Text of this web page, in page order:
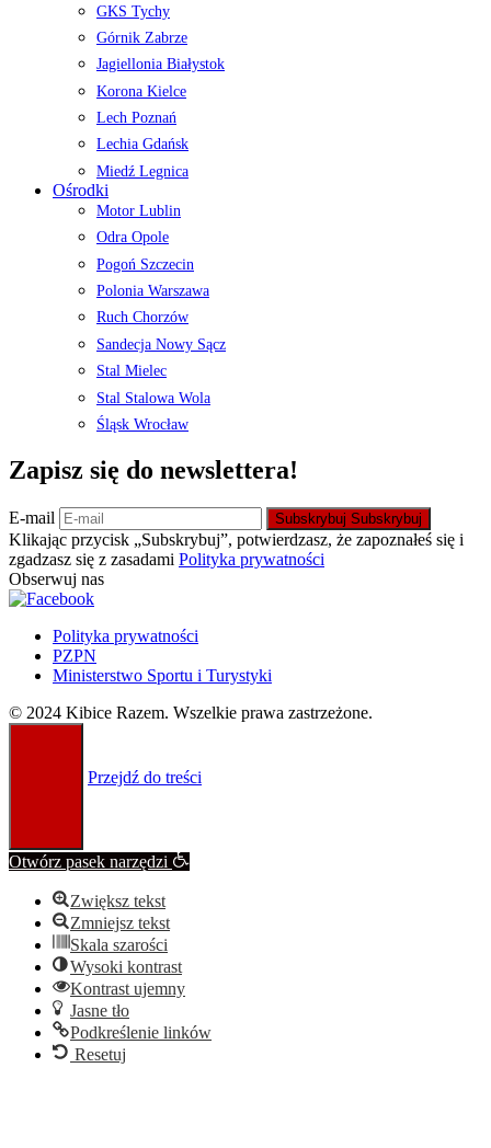
GKS Tychy
Górnik Zabrze
Jagiellonia Białystok
Korona Kielce
Lech Poznań
Lechia Gdańsk
Miedź Legnica
Ośrodki
Motor Lublin
Odra Opole
Pogoń Szczecin
Polonia Warszawa
Ruch Chorzów
Sandecja Nowy Sącz
Stal Mielec
Stal Stalowa Wola
Śląsk Wrocław
Zapisz się do newslettera!
E-mail Subskrybuj Subskrybuj
Klikając przycisk „Subskrybuj”, potwierdzasz, że zapoznałeś się i
zgadzasz się z zasadami Polityka prywatności
Obserwuj nas
Polityka prywatności
PZPN
Ministerstwo Sportu i Turystyki
© 2024 Kibice Razem. Wszelkie prawa zastrzeżone.
Przejdź do treści
Otwórz pasek narzędzi
Zwiększ tekst
Zmniejsz tekst
Skala szarości
Wysoki kontrast
Kontrast ujemny
Jasne tło
Podkreślenie linków
Resetuj